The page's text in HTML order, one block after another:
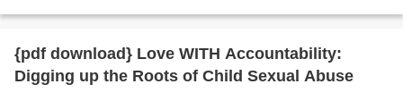
{pdf download} Love WITH Accountability:
Digging up the Roots of Child Sexual Abuse